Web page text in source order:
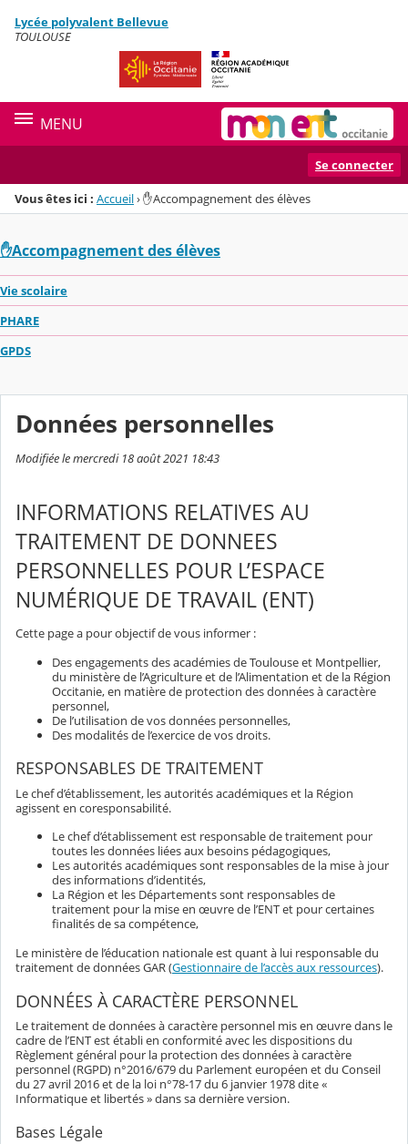
Menu de la rubrique
Contenu
Lycée polyvalent Bellevue
TOULOUSE
MENU
Se connecter
Vous êtes ici : Accueil›✋Accompagnement des élèves
✋Accompagnement des élèves
Vie scolaire
PHARE
GPDS
Données personnelles
Modifiée le mercredi 18 août 2021 18:43
INFORMATIONS RELATIVES AU
TRAITEMENT DE DONNEES
PERSONNELLES POUR L’ESPACE
NUMÉRIQUE DE TRAVAIL (ENT)
Cette page a pour objectif de vous informer :
Des engagements des académies de Toulouse et Montpellier,
du ministère de l’Agriculture et de l’Alimentation et de la Région
Occitanie, en matière de protection des données à caractère
personnel,
De l’utilisation de vos données personnelles,
Des modalités de l’exercice de vos droits.
RESPONSABLES DE TRAITEMENT
Le chef d’établissement, les autorités académiques et la Région
agissent en coresponsabilité.
Le chef d’établissement est responsable de traitement pour
toutes les données liées aux besoins pédagogiques,
Les autorités académiques sont responsables de la mise à jour
des informations d’identités,
La Région et les Départements sont responsables de
traitement pour la mise en œuvre de l’ENT et pour certaines
finalités de sa compétence,
Le ministère de l’éducation nationale est quant à lui responsable du
traitement de données GAR (Gestionnaire de l’accès aux ressources).
DONNÉES À CARACTÈRE PERSONNEL
Le traitement de données à caractère personnel mis en œuvre dans le
cadre de l’ENT est établi en conformité avec les dispositions du
Règlement général pour la protection des données à caractère
personnel (RGPD) n°2016/679 du Parlement européen et du Conseil
du 27 avril 2016 et de la loi n°78-17 du 6 janvier 1978 dite «
Informatique et libertés » dans sa dernière version.
Bases Légale